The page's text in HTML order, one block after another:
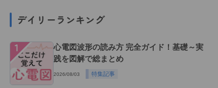
デイリーランキング
１
心電図波形の読み方 完全ガイド！基礎～実
践を図解で総まとめ
2026/08/03 特集記事